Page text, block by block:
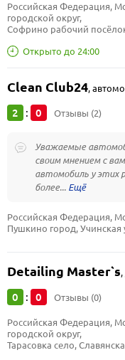
Открыто до 24:00
Российская Федерация,
городской округ,
Софрино рабочий
Clean Club24,
2 : 0 Отзывы (2)
Уважаемые
своим мнением с
автомобиль у этих
более...
Российская Федерация,
Пушкино город, Учинская
Detailing Master`s,
0 : 0 Отзывы (0)
Российская Федерация,
городской округ,
Тарасовка село,